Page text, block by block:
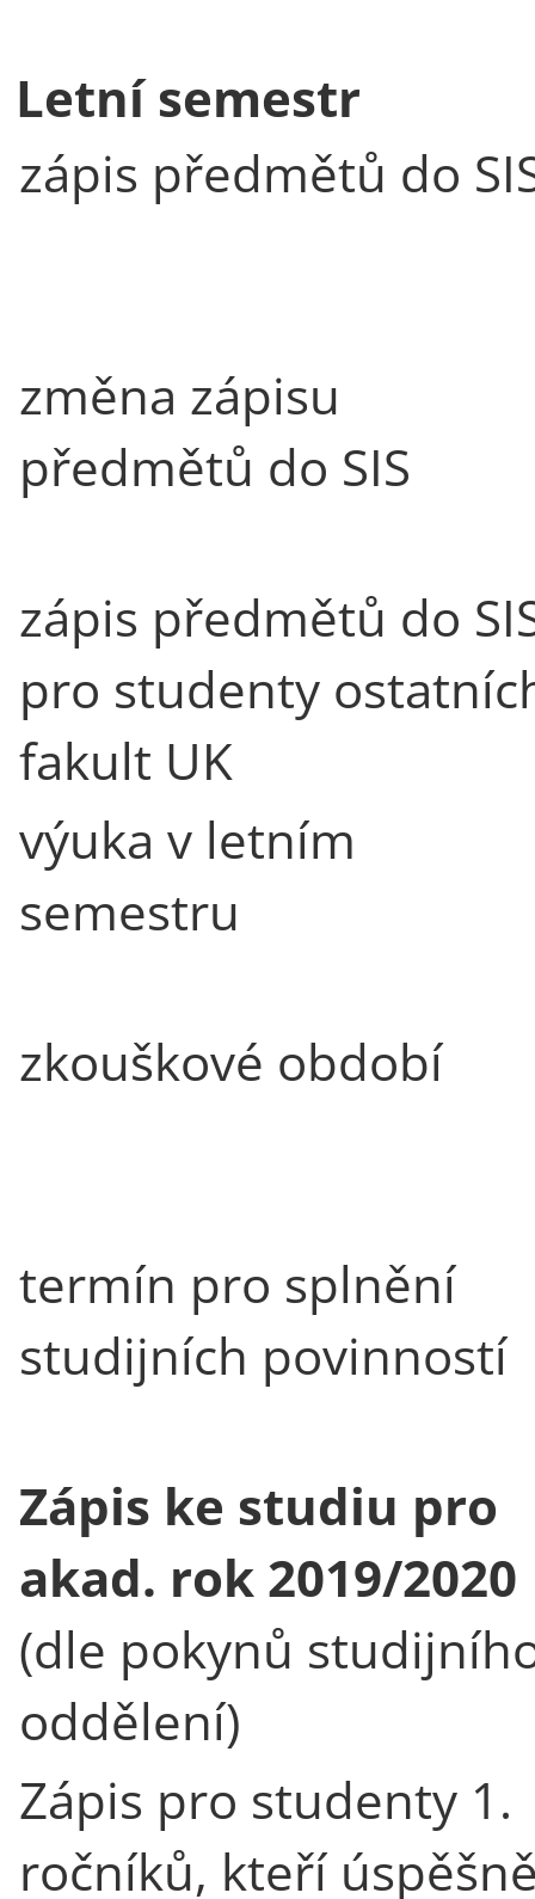
Letní semestr
zápis předmětů do
změna zápisu
předmětů do SIS
zápis předmětů do
pro studenty
fakult UK
výuka v letním
semestru
zkouškové období
termín pro splnění
studijních povinností
Zápis ke studiu pro
akad. rok 2019/2020
(dle pokynů
oddělení)
Zápis pro studenty 1.
ročníků, kteří